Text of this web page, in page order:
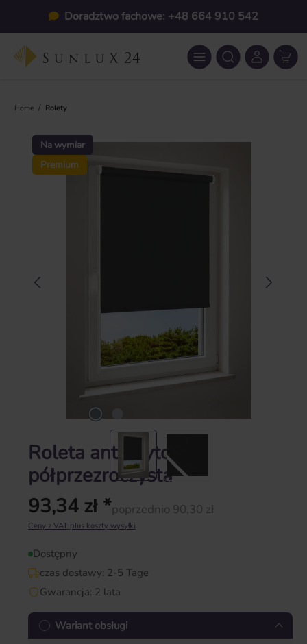
Przejdź do głównej zawartości
Doradztwo fachowe: +48 664 910 542
Home / Rolety
Na wymiar
Premium
Pomiń galerię zdjęć
Roleta antracytowy |
półprzezroczysta
Cena regularna:
93,34 zł *poprzednio 90,30 zł
Ceny z VAT plus koszty wysyłki
Dostępny
czas dostawy: 2-5 Tage
Gwarancja: 2 lata
Wariant obsługi